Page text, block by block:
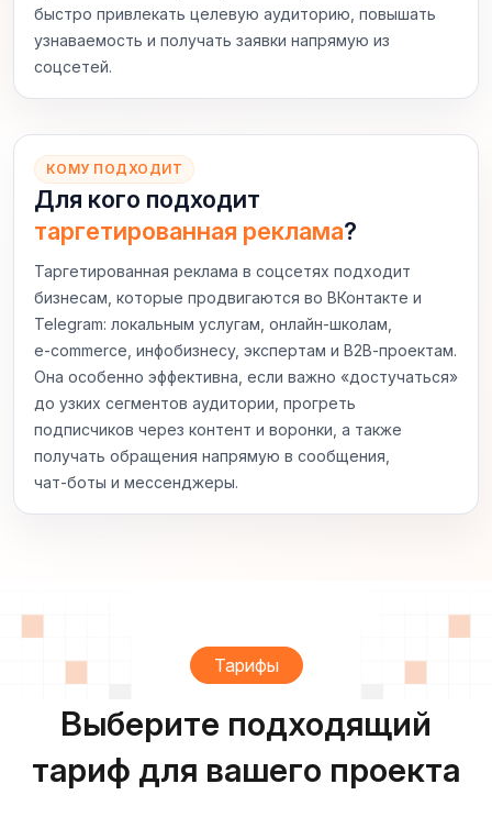
быстро привлекать целевую аудиторию, повышать
узнаваемость и получать заявки напрямую из
соцсетей.
КОМУ ПОДХОДИТ
Для кого подходит
таргетированная реклама?
Таргетированная реклама в соцсетях подходит
бизнесам, которые продвигаются во ВКонтакте и
Telegram: локальным услугам, онлайн‑школам,
e‑commerce, инфобизнесу, экспертам и B2B‑проектам.
Она особенно эффективна, если важно «достучаться»
до узких сегментов аудитории, прогреть
подписчиков через контент и воронки, а также
получать обращения напрямую в сообщения,
чат‑боты и мессенджеры.
Тарифы
Выберите подходящий
тариф для вашего проекта